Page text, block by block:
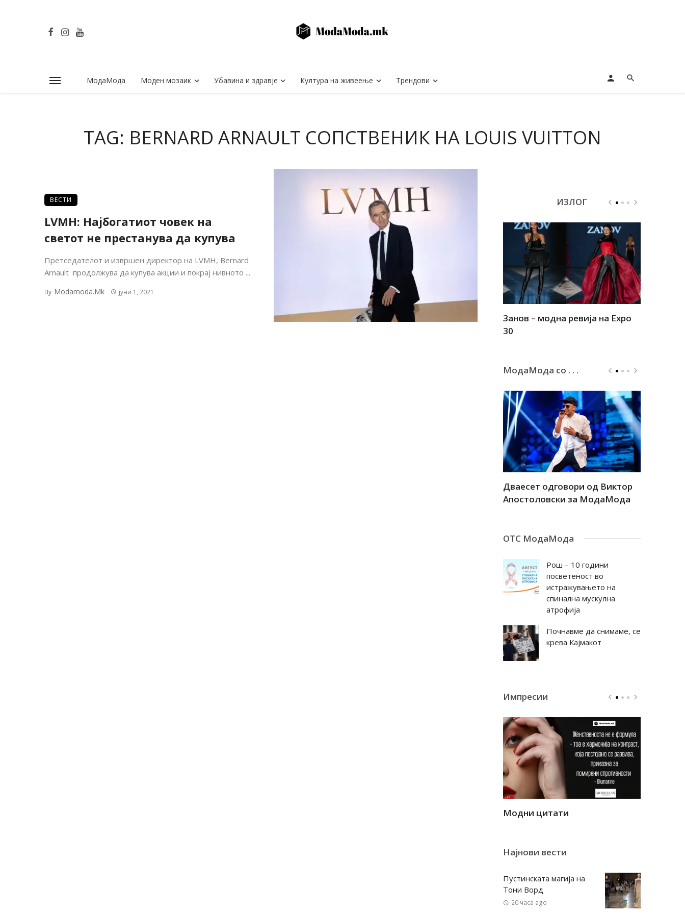
МодаМода Моден мозаик Убавина и здравје Култура на живеење Трендови
TAG: BERNARD ARNAULT СОПСТВЕНИК НА LOUIS VUITTON
ВЕСТИ
LVMH: Најбогатиот човек на
светот не престанува да купува
Претседателот и извршен директор на LVMH, Bernard
Arnault продолжува да купува акции и покрај нивното ...
By Modamoda.mk јуни 1, 2021
ИЗЛОГ
Алшар – модна ревија на Expo Филигрански обетки
Занов – модна ревија на Expo
30
МодаМода со . . .
Дваесет одговори од Виктор
Апостоловски за МодаМода
ОТС МодаМода
Рош – 10 години
посветеност во
истражувањето на
спинална мускулна
атрофија
Почнавме да снимаме, се
крева Кајмакот
Импресии
Модни цитати
Најнови вести
Пустинската магија на
Тони Ворд
20 часа ago